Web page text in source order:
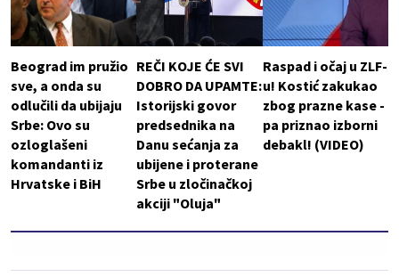
Beograd im pružio
sve, a onda su
odlučili da ubijaju
Srbe: Ovo su
ozloglašeni
komandanti iz
Hrvatske i BiH
REČI KOJE ĆE SVI
DOBRO DA UPAMTE:
Istorijski govor
predsednika na
Danu sećanja za
ubijene i proterane
Srbe u zločinačkoj
akciji "Oluja"
Raspad i očaj u ZLF-
u! Kostić zakukao
zbog prazne kase -
pa priznao izborni
debakl! (VIDEO)